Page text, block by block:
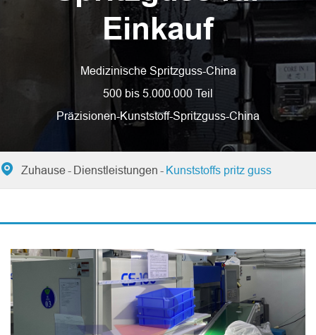
Einkauf
Medizinische Spritzguss-China
500 bis 5.000.000 Teil
Präzisionen-Kunststoff-Spritzguss-China
 Zuhause Dienstleistungen Kunststoffs pritz guss